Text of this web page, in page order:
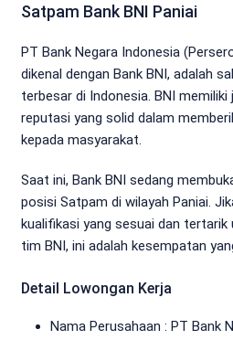
Satpam Bank BNI Paniai
PT Bank Negara Indonesia
dikenal dengan Bank BNI, adalah
terbesar di Indonesia. BNI memiliki
reputasi yang solid dalam
kepada masyarakat.
Saat ini, Bank BNI sedang
posisi Satpam di wilayah Paniai.
kualifikasi yang sesuai dan tertarik
tim BNI, ini adalah kesempatan
Detail Lowongan Kerja
Nama Perusahaan : PT Bank